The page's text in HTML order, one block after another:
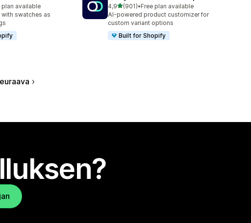
plan available
swatches as
4,9/ 5 tähteä
(901)
901 arvostelua yhteensä
•Free plan available
AI-powered product customizer for
custom variant options
Built for Shopify